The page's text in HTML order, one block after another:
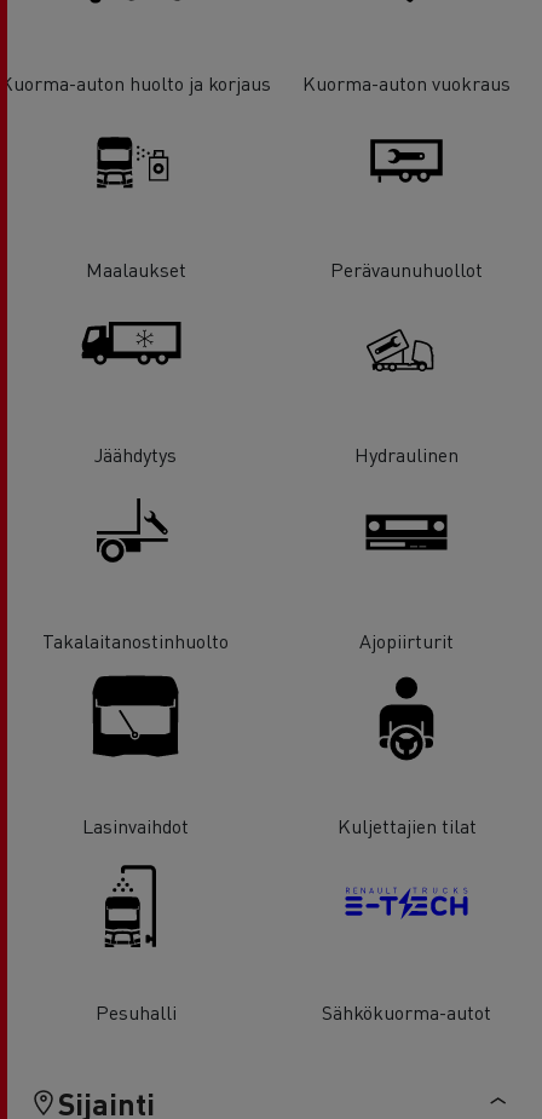
Kuorma-auton huolto ja korjaus Kuorma-auton vuokraus
Maalaukset Perävaunuhuollot
Jäähdytys Hydraulinen
Takalaitanostinhuolto Ajopiirturit
Lasinvaihdot Kuljettajien tilat
Pesuhalli Sähkökuorma-autot
Sijainti